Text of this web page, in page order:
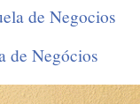
de Negocios
de Negócios